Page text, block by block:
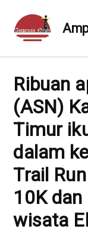
content
ribuan aparatur sipil negara
(ASN)
Timur
dalam
Trail
10K
wisata